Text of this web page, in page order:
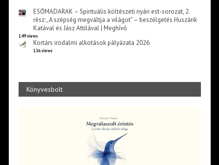
ESŐMADARAK – Spirituális költészeti nyári est-sorozat, 2.
rész: „A szépség megváltja a világot” – beszélgetés Huszárik
Katával és Jász Attilával | Meghívó
149 views
Kortárs irodalmi alkotások pályázata 2026
136 views
Könyvesbolt